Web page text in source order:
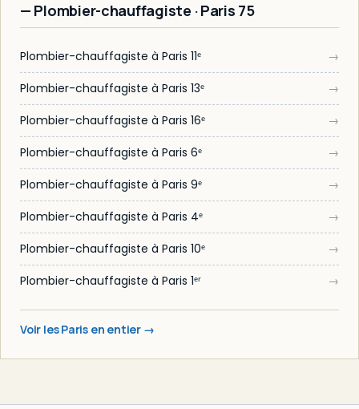
— Plombier-chauffagiste · Paris 75
Plombier-chauffagiste à Paris 11ᵉ
→
Plombier-chauffagiste à Paris 13ᵉ
→
Plombier-chauffagiste à Paris 16ᵉ
→
Plombier-chauffagiste à Paris 6ᵉ
→
Plombier-chauffagiste à Paris 9ᵉ
→
Plombier-chauffagiste à Paris 4ᵉ
→
Plombier-chauffagiste à Paris 10ᵉ
→
Plombier-chauffagiste à Paris 1ᵉʳ
→
Voir les Paris en entier →